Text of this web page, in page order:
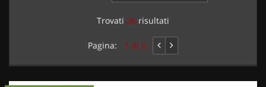
Trovati 26 risultati
Pagina: 1 di 2